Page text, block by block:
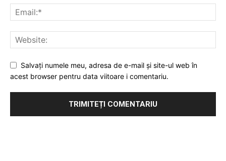
Salvați numele meu, adresa de e-mail și site-ul web în
acest browser pentru data viitoare i comentariu.